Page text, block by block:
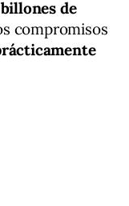
de
compromisos